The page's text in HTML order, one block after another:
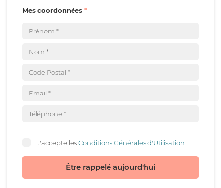
Mes coordonnées
J'accepte lesConditions Générales d'Utilisation
Être rappelé aujourd'hui